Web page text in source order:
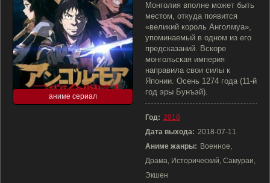
аниме сериал
Монголия вполне может быть
местом, откуда появится
«великий король Анголмуа»,
упоминаемый в одном из его
предсказаний. Вскоре
монгольская империя
направила свои силы к
Японии. Осень 1274 года (11-й
год эры Бунъэй).
Год: 2018
Дата выхода: 2018-07-11
Аниме жанры: Военное,
Драма, Исторический, Самураи,
Экшен